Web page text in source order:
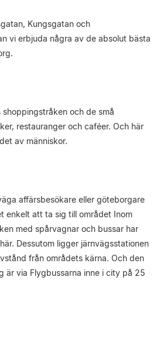
Kungsgatan och
vi erbjuda några av de absolut bästa
shoppingstråken och de små
restauranger och caféer. Och här
av människor.
affärsbesökare eller göteborgare
enkelt att ta sig till området Inom
med spårvagnar och bussar har
Dessutom ligger järnvägsstationen
från områdets kärna. Och den
är via Flygbussarna inne i city på 25